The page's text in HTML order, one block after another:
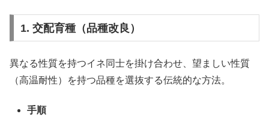
1. 交配育種（品種改良）
異なる性質を持つイネ同士を掛け合わせ、望ましい性質
（高温耐性）を持つ品種を選抜する伝統的な方法。
手順